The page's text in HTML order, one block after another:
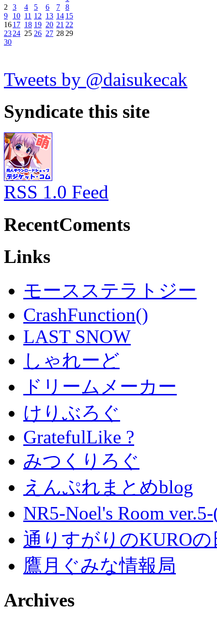
2
3 4 5 6 7
8
9
10 11 12 13 14 15
1617 18 19 20 21 22
2324 25 26 27 28 29
30
Tweets by @daisukecak
Syndicate this site
RSS 1.0 Feed
RecentComents
Links
モースステラトジー
CrashFunction()
LAST SNOW
しゃれーど
ドリームメーカー
けりぶろぐ
GratefulLike ?
みつくりろぐ
えんぷれまとめblog
NR5-Noel's Room
通りすがりのKURO
鷹月ぐみな情報局
Archives